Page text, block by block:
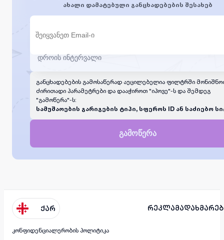
ახალი დამატებული განცხადებების შესახებ
განცხადებების გამოსაწერად აუცილებელია ფილტრში
ძირითადი პარამეტრები და დააჭიროთ "იპოვე"-ს და შემდეგ
"გამოწერა"-ს:
სამუშაოების გარიგების ტიპი, სფეროს ID ან საძიებო
გამოწერა
ქარ რეკლამა
კონფიდენციალურობის პოლიტიკა